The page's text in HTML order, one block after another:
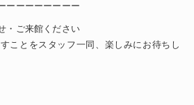
ーーーーーーーー
・ご来館ください
ことをスタッフ一同、楽しみにお待ちし